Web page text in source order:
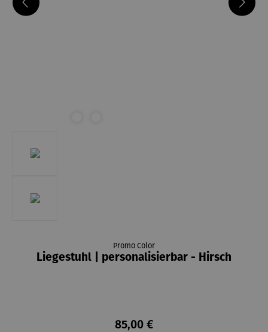
Promo Color
Liegestuhl | personalisierbar - Hirsch
85,00 €